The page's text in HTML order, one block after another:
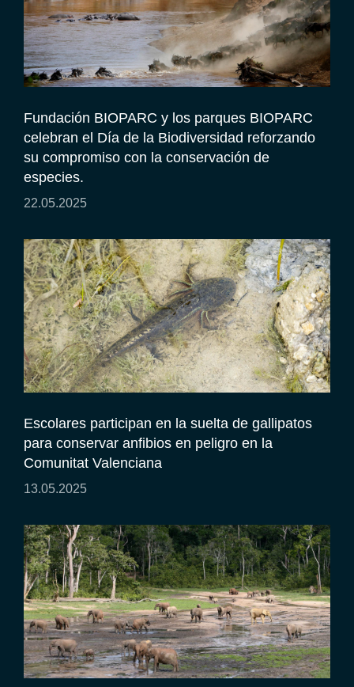
Fundación BIOPARC y los parques BIOPARC
celebran el Día de la Biodiversidad reforzando
su compromiso con la conservación de
especies.
22.05.2025
Escolares participan en la suelta de gallipatos
para conservar anfibios en peligro en la
Comunitat Valenciana
13.05.2025